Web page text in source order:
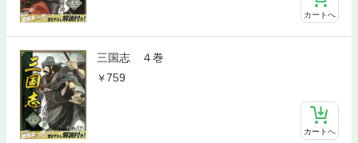
カートへ
三国志 ４巻
759
カートへ